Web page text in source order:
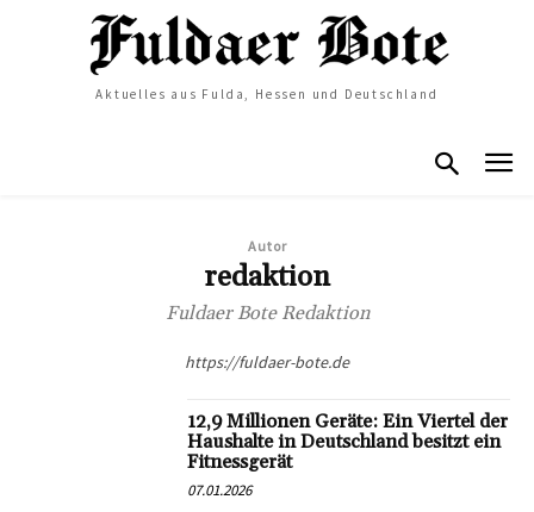
Aktuelles aus Fulda, Hessen und Deutschland
Autor
redaktion
Fuldaer Bote Redaktion
https://fuldaer-bote.de
12,9 Millionen Geräte: Ein Viertel der
Haushalte in Deutschland besitzt ein
Fitnessgerät
07.01.2026